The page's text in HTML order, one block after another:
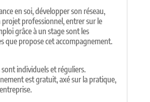
en soi, développer son réseau,
professionnel, entrer sur le
grâce à un stage sont les
que propose cet accompagnement.
individuels et réguliers.
est gratuit, axé sur la pratique,